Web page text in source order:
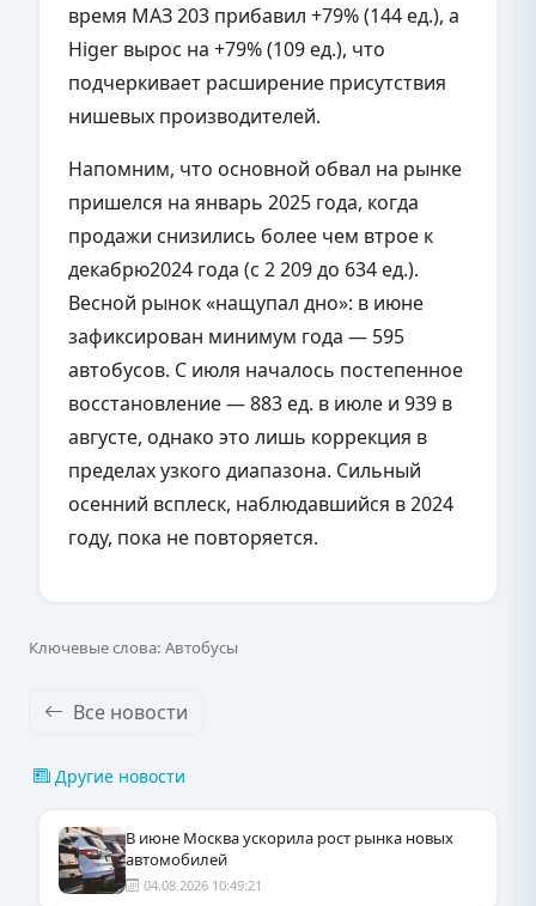
время МАЗ 203 прибавил +79% (144 ед.), а
Higer вырос на +79% (109 ед.), что
подчеркивает расширение присутствия
нишевых производителей.
Напомним, что основной обвал на рынке
пришелся на январь 2025 года, когда
продажи снизились более чем втрое к
декабрю2024 года (с 2 209 до 634 ед.).
Весной рынок «нащупал дно»: в июне
зафиксирован минимум года — 595
автобусов. С июля началось постепенное
восстановление — 883 ед. в июле и 939 в
августе, однако это лишь коррекция в
пределах узкого диапазона. Сильный
осенний всплеск, наблюдавшийся в 2024
году, пока не повторяется.
Ключевые слова: Автобусы
Все новости
Другие новости
В июне Москва ускорила рост рынка новых
автомобилей
04.08.2026 10:49:21